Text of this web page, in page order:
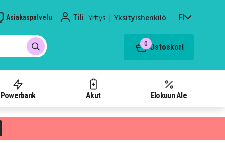
Asiakaspalvelu Tili Yritys | Yksityishenkilö FI
0 Ostoskori
Powerbank Akut Elokuun Ale